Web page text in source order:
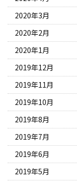
2020年3月
2020年2月
2020年1月
2019年12月
2019年11月
2019年10月
2019年8月
2019年7月
2019年6月
2019年5月